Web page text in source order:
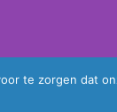
te zorgen dat